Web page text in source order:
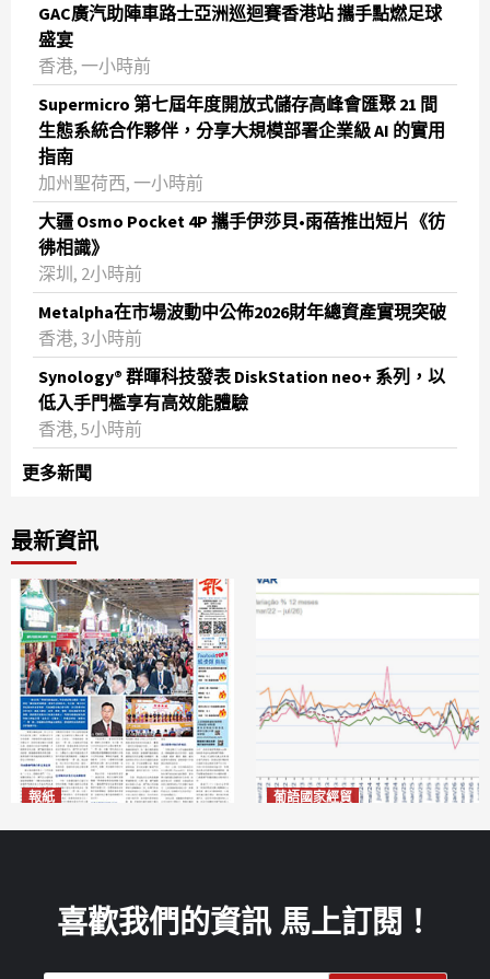
GAC廣汽助陣車路士亞洲巡迴賽香港站 攜手點燃足球
盛宴
香港, 一小時前
Supermicro 第七屆年度開放式儲存高峰會匯聚 21 間
生態系統合作夥伴，分享大規模部署企業級 AI 的實用
指南
加州聖荷西, 一小時前
大疆 Osmo Pocket 4P 攜手伊莎貝•雨蓓推出短片《彷
彿相識》
深圳, 2小時前
Metalpha在市場波動中公佈2026財年總資產實現突破
‌香港, 3小時前
Synology® 群暉科技發表 DiskStation neo+ 系列，以
低入手門檻享有高效能體驗
香港, 5小時前
更多新聞
最新資訊
報紙 葡語國家經貿
喜歡我們的資訊 馬上訂閱！